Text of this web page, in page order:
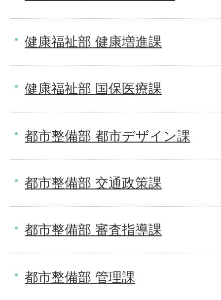
健康福祉部 健康増進課
健康福祉部 国保医療課
都市整備部 都市デザイン課
都市整備部 交通政策課
都市整備部 審査指導課
都市整備部 管理課